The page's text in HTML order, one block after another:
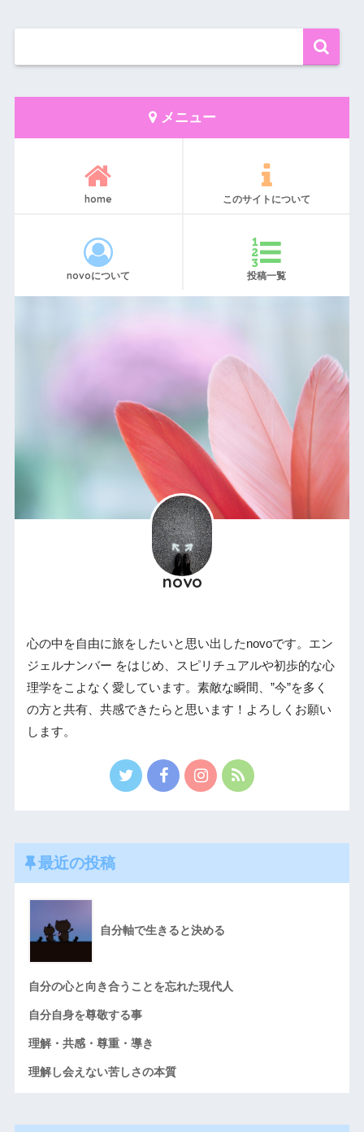
メニュー
home このサイトについて
novoについて 投稿一覧
novo
心の中を自由に旅をしたいと思い出したnovoです。エン
ジェルナンバー をはじめ、スピリチュアルや初歩的な心
理学をこよなく愛しています。素敵な瞬間、”今”を多く
の方と共有、共感できたらと思います！よろしくお願い
します。
最近の投稿
自分軸で生きると決める
自分の心と向き合うことを忘れた現代人
自分自身を尊敬する事
理解・共感・尊重・導き
理解し会えない苦しさの本質